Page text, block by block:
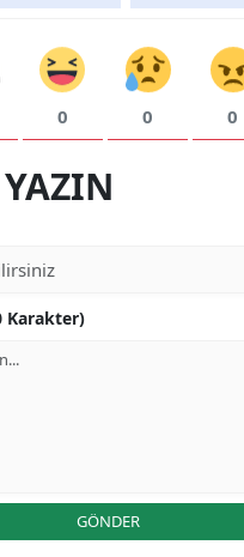
0 0 0
Karakter)
GÖNDER